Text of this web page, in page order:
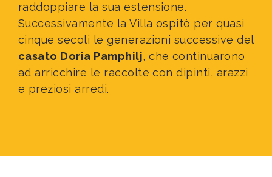
raddoppiare la sua estensione.
Successivamente la Villa ospitò per quasi
cinque secoli le generazioni successive del
casato Doria Pamphilj, che continuarono
ad arricchire le raccolte con dipinti, arazzi
e preziosi arredi.